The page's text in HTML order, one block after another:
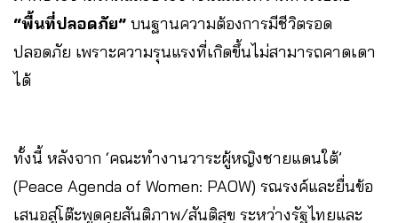
“พื้นที่ปลอดภัย” บนฐานความต้องการมีชีวิตรอด
ปลอดภัย เพราะความรุนแรงที่เกิดขึ้นไม่สามารถคาดเดา
ได้
ทั้งนี้ หลังจาก ‘คณะทำงานวาระผู้หญิงชายแดนใต้’
(Peace Agenda of Women: PAOW) รณรงค์และยื่นข้อ
เสนอสู่โต๊ะพูดคุยสันติภาพ/สันติสุข ระหว่างรัฐไทยและ